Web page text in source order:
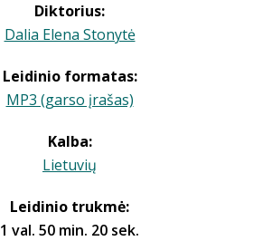
Diktorius:
Dalia Elena Stonytė
Leidinio formatas:
MP3 (garso įrašas)
Kalba:
Lietuvių
Leidinio trukmė:
1 val. 50 min. 20 sek.